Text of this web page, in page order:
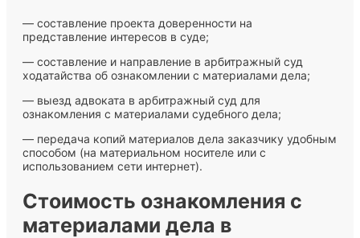
— составление проекта доверенности на
представление интересов в суде;
— составление и направление в арбитражный суд
ходатайства об ознакомлении с материалами дела;
— выезд адвоката в арбитражный суд для
ознакомления с материалами судебного дела;
— передача копий материалов дела заказчику удобным
способом (на материальном носителе или с
использованием сети интернет).
Стоимость ознакомления с
материалами дела в